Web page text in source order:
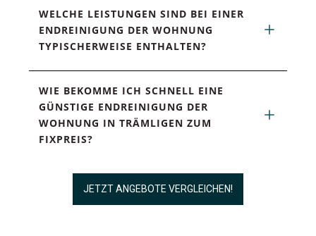
WELCHE LEISTUNGEN SIND BEI EINER
ENDREINIGUNG DER WOHNUNG
TYPISCHERWEISE ENTHALTEN?
WIE BEKOMME ICH SCHNELL EINE
GÜNSTIGE ENDREINIGUNG DER
WOHNUNG IN TRÄMLIGEN ZUM
FIXPREIS?
JETZT ANGEBOTE VERGLEICHEN!